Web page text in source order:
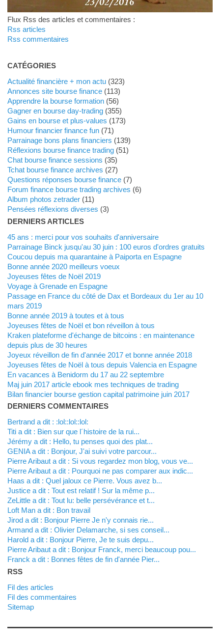
Flux Rss des articles et commentaires :
Rss articles
Rss commentaires
CATÉGORIES
Actualité financière + mon actu(323)
Annonces site bourse finance(113)
Apprendre la bourse formation(56)
Gagner en bourse day-trading(355)
Gains en bourse et plus-values (173)
Humour financier finance fun(71)
Parrainage bons plans financiers (139)
Réflexions bourse finance trading(51)
Chat bourse finance sessions (35)
Tchat bourse finance archives (27)
Questions réponses bourse finance(7)
Forum finance bourse trading archives (6)
Album photos zetrader(11)
Pensées réflexions diverses (3)
DERNIERS ARTICLES
45 ans : merci pour vos souhaits d'anniversaire
Parrainage Binck jusqu'au 30 juin : 100 euros d'ordres gratuits
Coucou depuis ma quarantaine à Paiporta en Espagne
Bonne année 2020 meilleurs voeux
Joyeuses fêtes de Noël 2019
Voyage à Grenade en Espagne
Passage en France du côté de Dax et Bordeaux du 1er au 10
mars 2019
Bonne année 2019 à toutes et à tous
Joyeuses fêtes de Noël et bon réveillon à tous
Kraken plateforme d'échange de bitcoins : en maintenance
depuis plus de 30 heures
Joyeux réveillon de fin d'année 2017 et bonne année 2018
Joyeuses fêtes de Noël à tous depuis Valencia en Espagne
En vacances à Benidorm du 17 au 22 septembre
Maj juin 2017 article ebook mes techniques de trading
Bilan financier bourse gestion capital patrimoine juin 2017
DERNIERS COMMENTAIRES
Bertrand a dit : :lol::lol::lol:
titi a dit : Bien sur que l´histoire de la rui...
Jérémy a dit : Hello, tu penses quoi des plat...
GENIA a dit : Bonjour, J'ai suivi votre parcour...
Pierre Aribaut a dit : Si vous regardez mon blog, vous ve...
Pierre Aribaut a dit : Pourquoi ne pas comparer aux indic...
Haas a dit : Quel jaloux ce Pierre. Vous avez b...
justice a dit : Tout est relatif ! Sur la même p...
zeLittle a dit : Tout lu: belle persévérance et t...
Loft Man a dit : Bon travail
Jirod a dit : Bonjour Pierre Je n'y connais rie...
Armand a dit : Olivier Delamarche, si ses conseil...
harold a dit : Bonjour Pierre, Je te suis depu...
Pierre Aribaut a dit : Bonjour Franck, merci beaucoup pou...
franck a dit : Bonnes fêtes de fin d'année Pier...
RSS
Fil des articles
Fil des commentaires
Sitemap